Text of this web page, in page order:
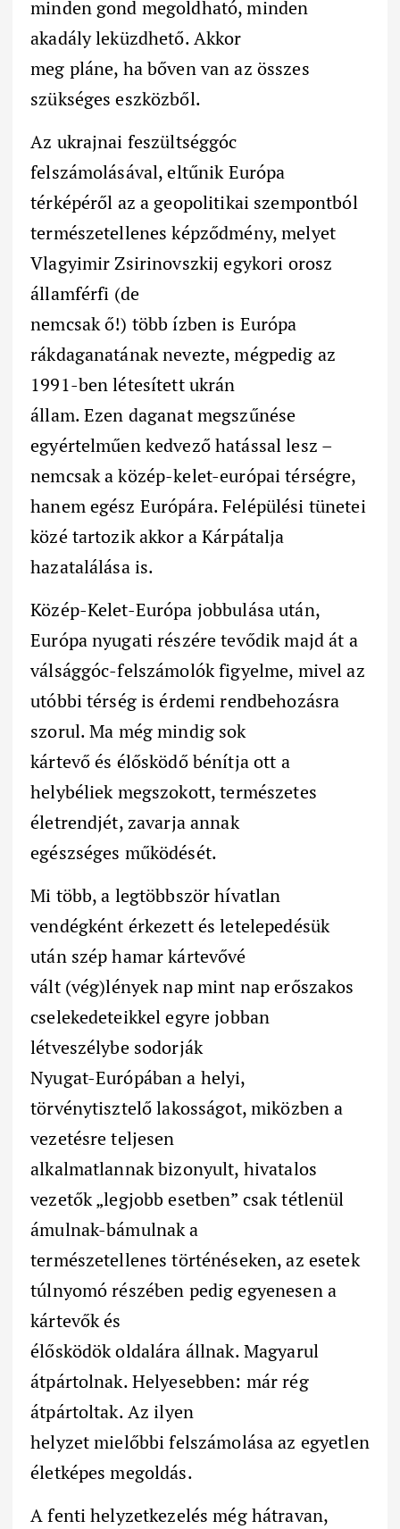
minden gond megoldható, minden
akadály leküzdhető. Akkor
meg pláne, ha bőven van az összes
szükséges eszközből.
Az ukrajnai feszültséggóc
felszámolásával, eltűnik Európa
térképéről az a geopolitikai szempontból
természetellenes képződmény, melyet
Vlagyimir Zsirinovszkij egykori orosz
államférfi (de
nemcsak ő!) több ízben is Európa
rákdaganatának nevezte, mégpedig az
1991-ben létesített ukrán
állam. Ezen daganat megszűnése
egyértelműen kedvező hatással lesz –
nemcsak a közép-kelet-európai térségre,
hanem egész Európára. Felépülési tünetei
közé tartozik akkor a Kárpátalja
hazatalálása is.
Közép-Kelet-Európa jobbulása után,
Európa nyugati részére tevődik majd át a
válsággóc-felszámolók figyelme, mivel az
utóbbi térség is érdemi rendbehozásra
szorul. Ma még mindig sok
kártevő és élősködő bénítja ott a
helybéliek megszokott, természetes
életrendjét, zavarja annak
egészséges működését.
Mi több, a legtöbbször hívatlan
vendégként érkezett és letelepedésük
után szép hamar kártevővé
vált (vég)lények nap mint nap erőszakos
cselekedeteikkel egyre jobban
létveszélybe sodorják
Nyugat-Európában a helyi,
törvénytisztelő lakosságot, miközben a
vezetésre teljesen
alkalmatlannak bizonyult, hivatalos
vezetők „legjobb esetben” csak tétlenül
ámulnak-bámulnak a
természetellenes történéseken, az esetek
túlnyomó részében pedig egyenesen a
kártevők és
élősködök oldalára állnak. Magyarul
átpártolnak. Helyesebben: már rég
átpártoltak. Az ilyen
helyzet mielőbbi felszámolása az egyetlen
életképes megoldás.
A fenti helyzetkezelés még hátravan,